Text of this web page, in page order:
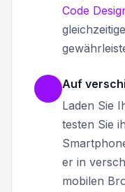
Code
Auf
Laden Sie
testen Sie
er in
mobilen